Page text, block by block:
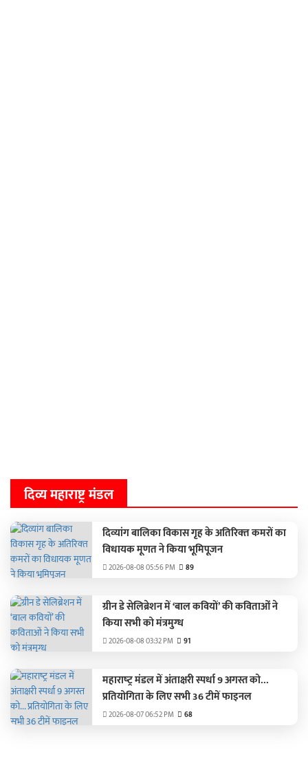
दिव्य महाराष्ट्र मंडल
दिव्‍यांग बालिका विकास गृह के अतिरिक्‍त कमरों का
विधायक मूणत ने किया भूमिपूजन
2026-08-08 05:56 PM 89
ग्रीन डे सेलिब्रेशन में ‘बाल कवियों’ की कविताओं ने
किया सभी को मंत्रमुग्ध
2026-08-08 03:32 PM 91
महाराष्‍ट्र मंडल में अंताक्षरी स्पर्धा 9 अगस्त को...
प्रतियोगिता के लिए सभी 36 टीमें फाइनल
2026-08-07 06:52 PM 68